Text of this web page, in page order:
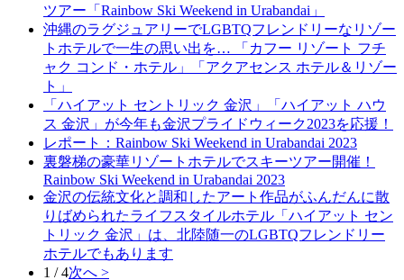
ツアー「Rainbow Ski Weekend in Urabandai」
沖縄のラグジュアリーでLGBTQフレンドリーなリゾー
トホテルで一生の思い出を… 「カフー リゾート フチ
ャク コンド・ホテル」「アクアセンス ホテル＆リゾー
ト」
「ハイアット セントリック 金沢」「ハイアット ハウ
ス 金沢」が今年も金沢プライドウィーク2023を応援！
レポート：Rainbow Ski Weekend in Urabandai 2023
裏磐梯の豪華リゾートホテルでスキーツアー開催！
Rainbow Ski Weekend in Urabandai 2023
金沢の伝統文化と調和したアート作品がふんだんに散
りばめられたライフスタイルホテル「ハイアット セン
トリック 金沢」は、北陸随一のLGBTQフレンドリー
ホテルでもあります
1 / 4次へ >